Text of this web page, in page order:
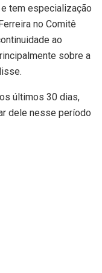
tem especialização
no Comitê
ao
sobre a
últimos 30 dias,
dele nesse período